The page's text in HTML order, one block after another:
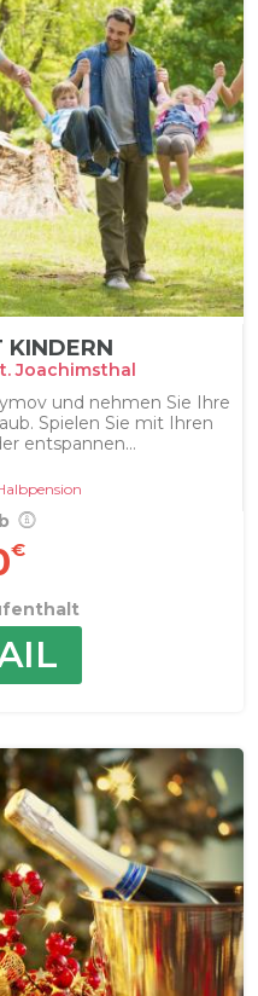
KINDERN
Joachimsthal
und nehmen Sie Ihre
Spielen Sie mit Ihren
entspannen...
€